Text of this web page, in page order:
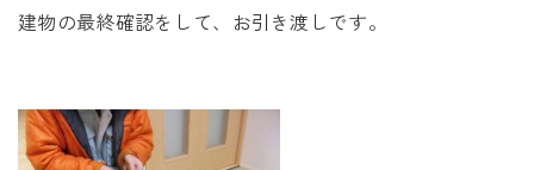
建物の最終確認をして、お引き渡しです。